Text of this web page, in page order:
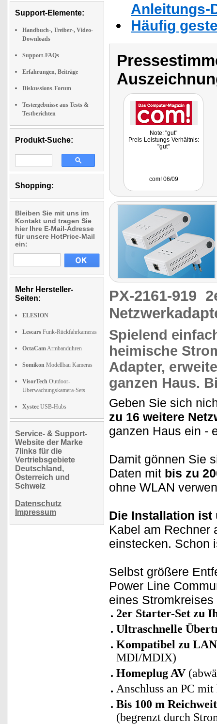
Support-Elemente:
Handbuch-, Treiber-, Video-
Downloads
Support-FAQs
Erfahrungen, Beiträge
Diskussions-Forum
Testergebnisse aus Tests &
Testberichten
Produkt-Suche:
Shopping:
Bleiben Sie mit uns im
Kontakt und tragen Sie
hier Ihre E-Mail-Adresse
für unsere HotPrice-Mail
ein:
Mehr Hersteller-
Seiten:
ELESION
Lescars Funk-Rückfahrkameras
OctaCamArmbanduhren
Somikon Modellbau Kameras
VisorTech Outdoor-
Überwachungskamera-Sets
Xystec USB-Hubs
Service- & Support-
Website der Marke
7links für die
Vertriebsgebiete
Deutschland,
Österreich und
Schweiz
Datenschutz
Impressum
Anleitungs-
Häufig
Note: "gut"
Preis-Leistungs-Verhältnis:
"gut"
com! 06/09
PX-2161-919
Spielend
heimische
Adapter,
ganzen Haus.
Geben Sie sich
zu 16 weitere
ganzen Haus ein -
Damit gönnen Sie
Daten mit bis zu
ohne WLAN
Die Installation ist
Kabel am Rechner
einstecken. Schon
Selbst größere
Power Line
eines Stromkreises
2er Starter-Set zu
Ultraschnelle
Kompatibel zu
MDI/MDIX)
Homeplug AV
Anschluss an PC
Bis 100 m
(begrenzt durch